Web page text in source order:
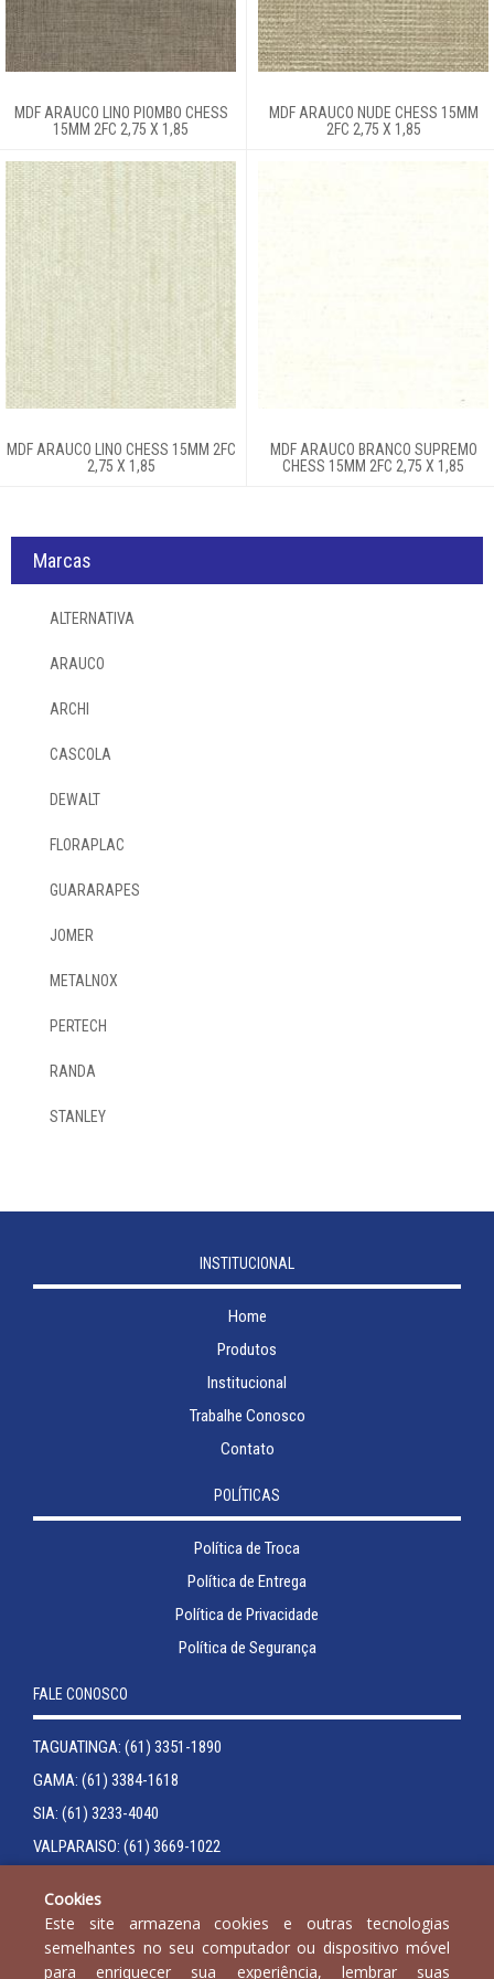
Porta
Laminados decorativos
Ferragens
Ferramentas
Produtos quimicos
Login
MDF ARAUCO LINO PIOMBO CHESS
15MM 2FC 2,75 X 1,85
MDF ARAUCO NUDE CHESS 15MM
2FC 2,75 X 1,85
MDF ARAUCO LINO CHESS 15MM 2FC
2,75 X 1,85
MDF ARAUCO BRANCO SUPREMO
CHESS 15MM 2FC 2,75 X 1,85
Marcas
ALTERNATIVA
ARAUCO
ARCHI
CASCOLA
DEWALT
FLORAPLAC
GUARARAPES
JOMER
METALNOX
PERTECH
RANDA
STANLEY
INSTITUCIONAL
Home
Produtos
Institucional
Trabalhe Conosco
Contato
POLÍTICAS
Política de Troca
Política de Entrega
Política de Privacidade
Política de Segurança
FALE CONOSCO
TAGUATINGA: (61) 3351-1890
GAMA: (61) 3384-1618
SIA: (61) 3233-4040
VALPARAISO: (61) 3669-1022
Cookies
Este site armazena cookies e outras tecnologias
semelhantes no seu computador ou dispositivo móvel
para enriquecer sua experiência, lembrar suas